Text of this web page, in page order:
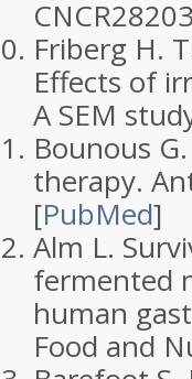
Friberg H.
Effects of
A SEM
Bounous
therapy.
[PubMed]
Alm L.
fermented
human
Food and